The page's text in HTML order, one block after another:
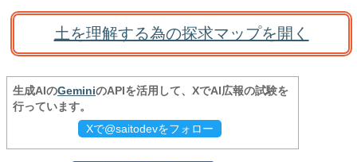
土を理解する為の探求マップを開く
生成AIのGeminiのAPIを活用して、XでAI広報の試験を
行っています。
Xで@saitodevをフォロー